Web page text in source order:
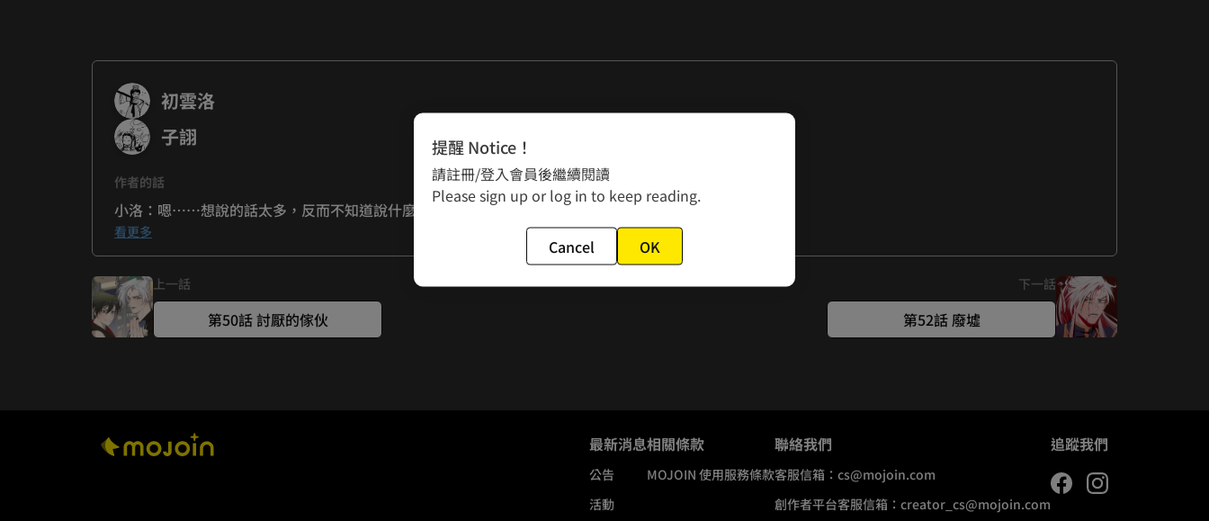
初雲洛
子詡
作者的話
子詡：本來在思考古老師要什麼性別，討論下來覺得這部作品的男度太高，於是決定來個恐怖天使阿姨好了。
看更多
上一話
第50話 討厭的傢伙
下一話
第52話 廢墟
最新消息
公告
活動
相關條款
MOJOIN 使用服務條款
聯絡我們
客服信箱： cs@mojoin.com
創作者平台客服信箱： creator_cs@mojoin.com
追蹤我們
提醒 Notice！
請註冊/登入會員後繼續閱讀
Please sign up or log in to keep reading.
Cancel OK